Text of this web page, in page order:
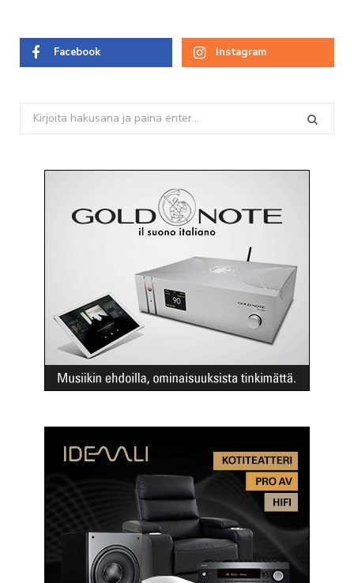
Facebook Instagram
Search
for: